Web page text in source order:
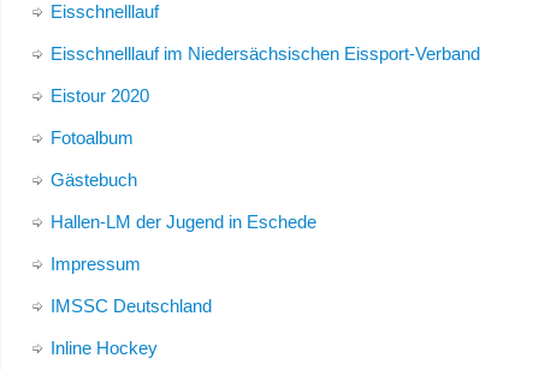
Eisschnelllauf
Eisschnelllauf im Niedersächsischen Eissport-Verband
Eistour 2020
Fotoalbum
Gästebuch
Hallen-LM der Jugend in Eschede
Impressum
IMSSC Deutschland
Inline Hockey